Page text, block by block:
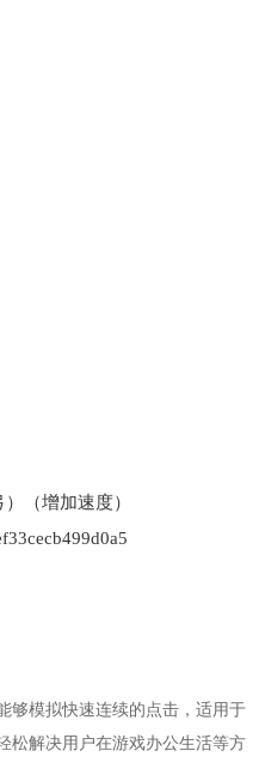
（增加速度）
够模拟快速连续的点击，适用于
松解决用户在游戏办公生活等方